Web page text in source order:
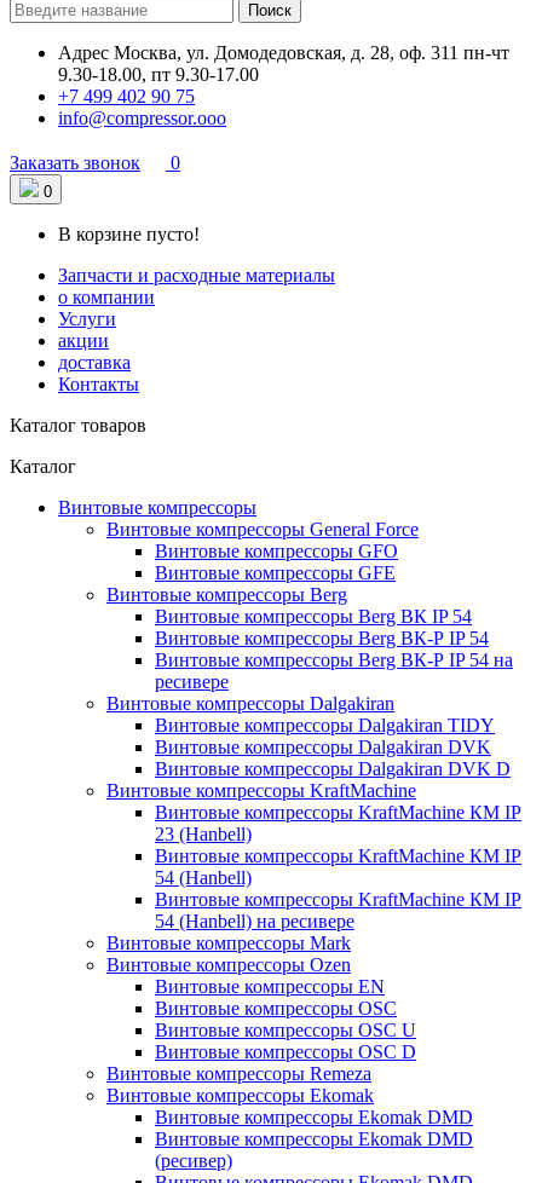
Поиск
Адрес Москва, ул. Домодедовская, д. 28, оф. 311 пн-чт
9.30-18.00, пт 9.30-17.00
+7 499 402 90 75
info@compressor.ooo
Заказать звонок 0
0
В корзине пусто!
Запчасти и расходные материалы
о компании
Услуги
акции
доставка
Контакты
Каталог товаров
Каталог
Винтовые компрессоры
Винтовые компрессоры General Force
Винтовые компрессоры GFO
Винтовые компрессоры GFE
Винтовые компрессоры Berg
Винтовые компрессоры Berg ВК IP 54
Винтовые компрессоры Berg ВК-Р IP 54
Винтовые компрессоры Berg ВК-Р IP 54 на
ресивере
Винтовые компрессоры Dalgakiran
Винтовые компрессоры Dalgakiran TIDY
Винтовые компрессоры Dalgakiran DVK
Винтовые компрессоры Dalgakiran DVK D
Винтовые компрессоры KraftMachine
Винтовые компрессоры KraftMachine КМ IP
23 (Hanbell)
Винтовые компрессоры KraftMachine КМ IP
54 (Hanbell)
Винтовые компрессоры KraftMachine КМ IP
54 (Hanbell) на ресивере
Винтовые компрессоры Mark
Винтовые компрессоры Ozen
Винтовые компрессоры EN
Винтовые компрессоры OSC
Винтовые компрессоры OSC U
Винтовые компрессоры OSC D
Винтовые компрессоры Remeza
Винтовые компрессоры Ekomak
Винтовые компрессоры Ekomak DMD
Винтовые компрессоры Ekomak DMD
(ресивер)